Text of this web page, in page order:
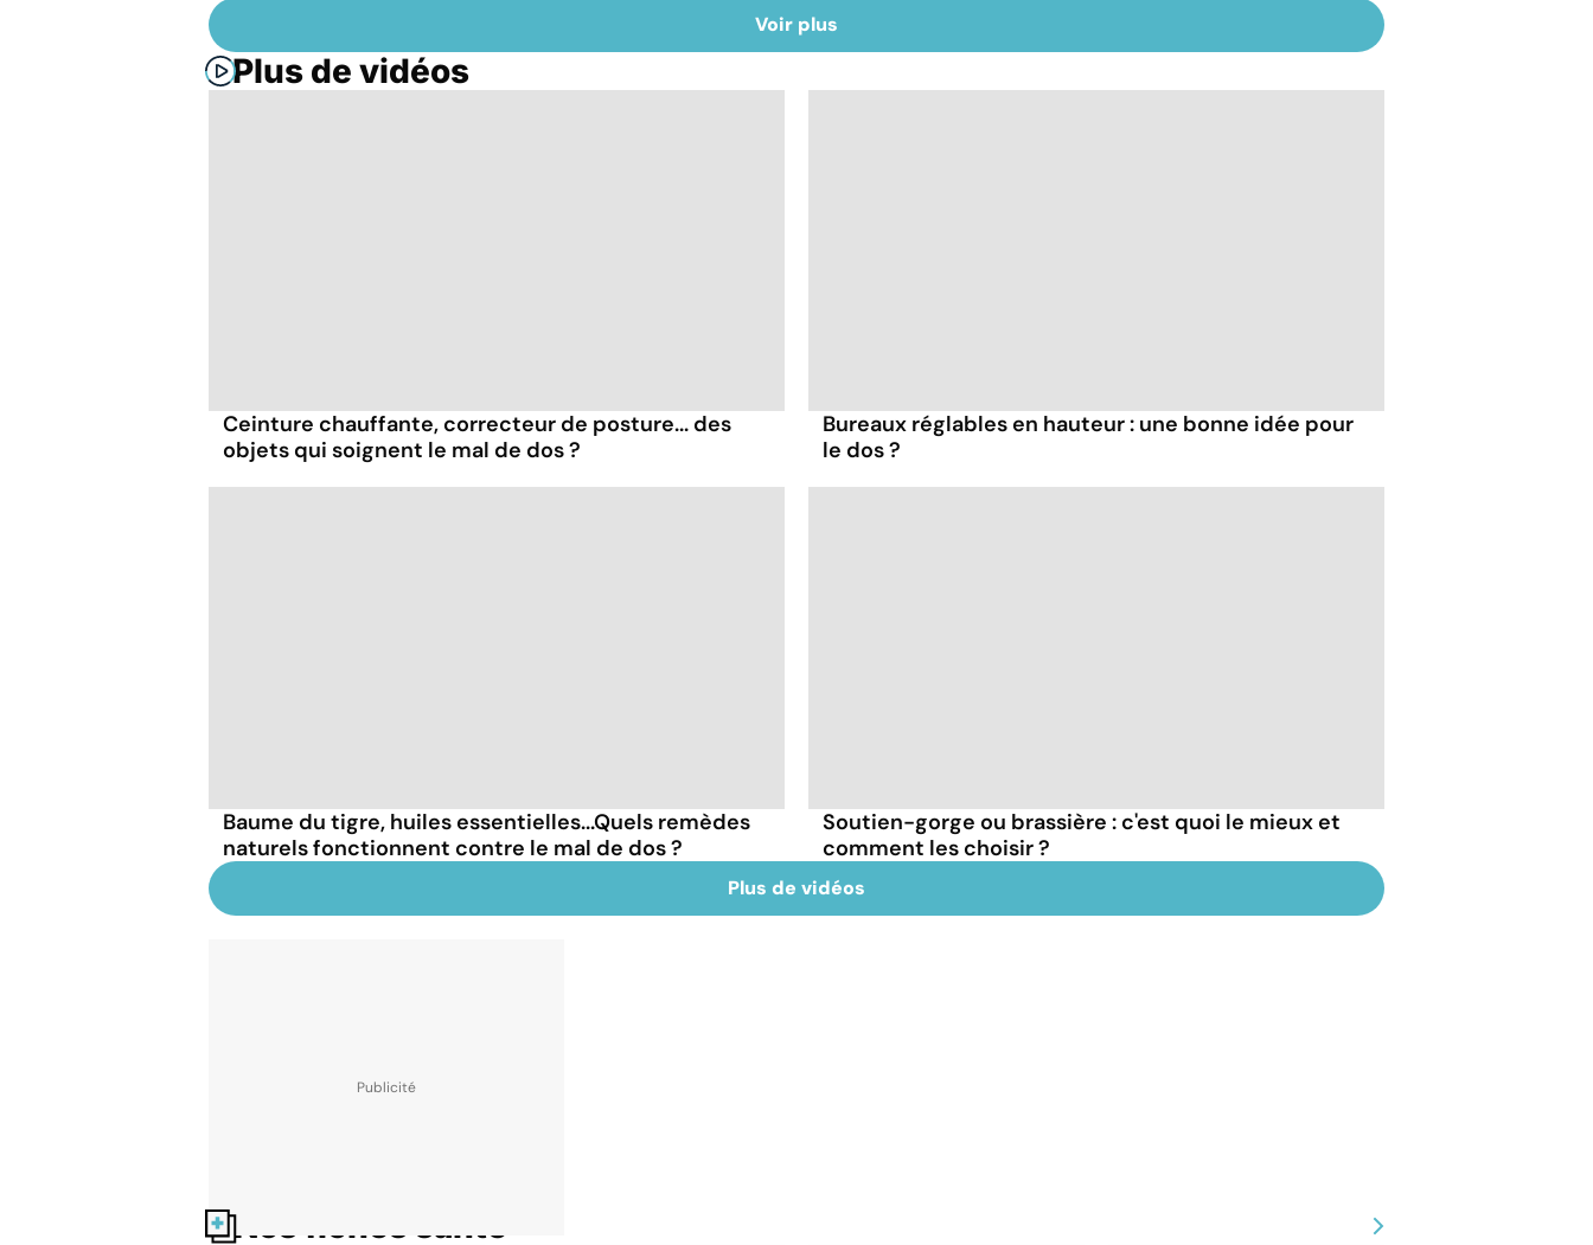
Voir plus
Plus de vidéos
Ceinture chauffante, correcteur de posture... des
objets qui soignent le mal de dos ?
Bureaux réglables en hauteur : une bonne idée pour
le dos ?
Baume du tigre, huiles essentielles...Quels remèdes
naturels fonctionnent contre le mal de dos ?
Soutien-gorge ou brassière : c'est quoi le mieux et
comment les choisir ?
Plus de vidéos
Nos fiches santé